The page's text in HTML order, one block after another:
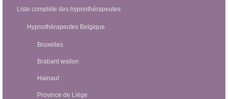
Liste complète des hypnothérapeutes
Hypnothérapeutes Belgique
Bruxelles
Brabant wallon
Hainaut
Province de Liège